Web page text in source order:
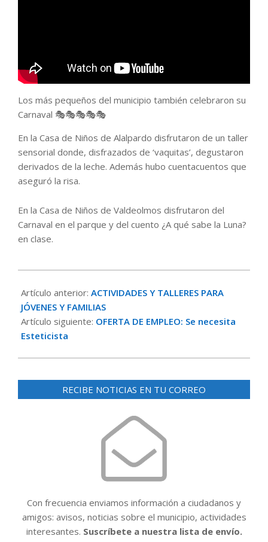
Los más pequeños del municipio también celebraron su
Carnaval 🎭🎭🎭🎭🎭
En la Casa de Niños de Alalpardo disfrutaron de un taller
sensorial donde, disfrazados de ‘vaquitas’, degustaron
derivados de la leche. Además hubo cuentacuentos que
aseguró la risa.
En la Casa de Niños de Valdeolmos disfrutaron del
Carnaval en el parque y del cuento ¿A qué sabe la Luna?
en clase.
02-
24
Artículo anterior: ACTIVIDADES Y TALLERES PARA
JÓVENES Y FAMILIAS
Artículo siguiente: OFERTA DE EMPLEO: Se necesita
Esteticista
RECIBE NOTICIAS EN TU CORREO
Con frecuencia enviamos información a ciudadanos y
amigos: avisos, noticias sobre el municipio, actividades
interesantes. Suscríbete a nuestra lista de envío.